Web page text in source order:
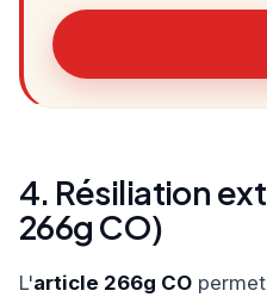
4. Résiliation
266g CO)
L'article 266g CO